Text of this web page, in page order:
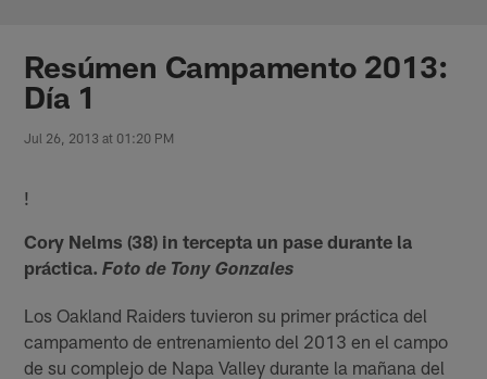
Resúmen Campamento 2013:
Día 1
Jul 26, 2013 at 01:20 PM
!
Cory Nelms (38) in tercepta un pase durante la
práctica.Foto de Tony Gonzales
Los Oakland Raiders tuvieron su primer práctica del
campamento de entrenamiento del 2013 en el campo
de su complejo de Napa Valley durante la mañana del